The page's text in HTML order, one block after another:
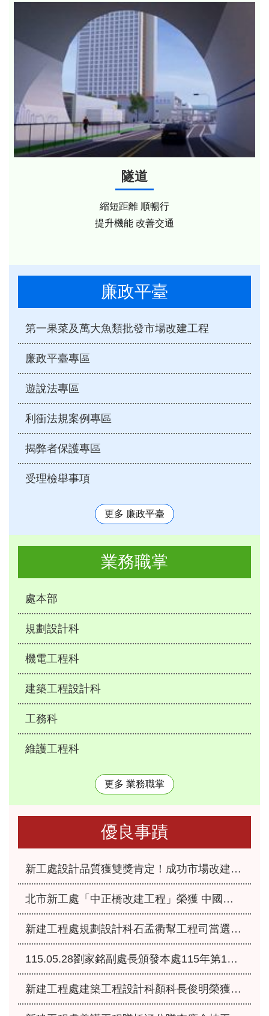
隧道
縮短距離 順暢行
提升機能 改善交通
廉政平臺
第一果菜及萬大魚類批發市場改建工程
廉政平臺專區
遊說法專區
利衝法規案例專區
揭弊者保護專區
受理檢舉事項
更多 廉政平臺
業務職掌
處本部
規劃設計科
機電工程科
建築工程設計科
工務科
維護工程科
更多 業務職掌
優良事蹟
新工處設計品質獲雙獎肯定！成功市場改建、永福之家重建榮獲「2026國家卓越建設獎」
北市新工處「中正橋改建工程」榮獲 中國工程師學會115年「工程優良獎」肯定
新建工程處規劃設計科石孟衢幫工程司當選本府115年優良爸媽員工
115.05.28劉家銘副處長頒發本處115年第1季服務績優人員
新建工程處建築工程設計科顏科長俊明榮獲本府115年模範公務人員